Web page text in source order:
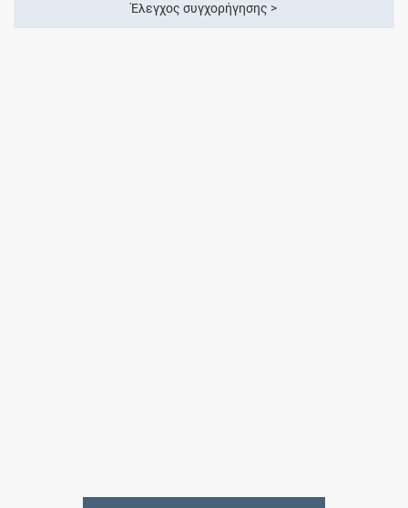
Έλεγχος συγχορήγησης >